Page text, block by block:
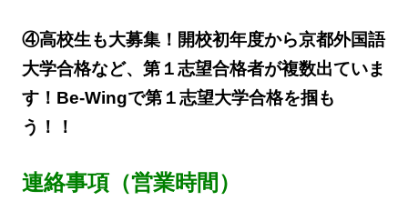
④高校生も大募集！開校初年度から京都外国語
大学合格など、第１志望合格者が複数出ていま
す！Be-Wingで第１志望大学合格を掴も
う！！
連絡事項（営業時間）